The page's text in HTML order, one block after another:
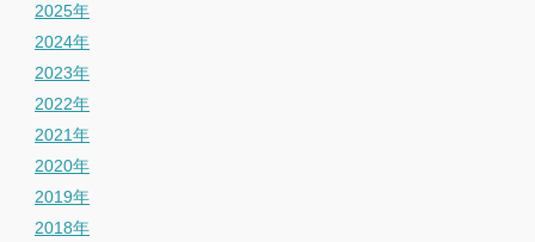
2025年
2024年
2023年
2022年
2021年
2020年
2019年
2018年